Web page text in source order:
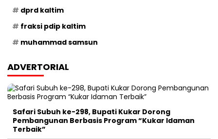
dprd kaltim
fraksi pdip kaltim
muhammad samsun
ADVERTORIAL
Safari Subuh ke-298, Bupati Kukar Dorong
Pembangunan Berbasis Program “Kukar Idaman
Terbaik”